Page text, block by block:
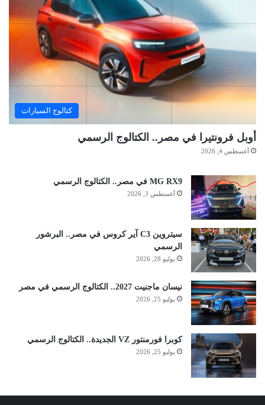
كتالوج السيارات
أوبل فرونتيرا في مصر.. الكتالوج الرسمي
أغسطس 4, 2026
MG RX9 في مصر.. الكتالوج الرسمي
أغسطس 3, 2026
سيتروين C3 آير كروس في مصر.. البرشور
الرسمي
يوليو 28, 2026
نيسان ماجنيت 2027.. الكتالوج الرسمي في مصر
يوليو 25, 2026
كوبرا فورمنتور VZ الجديدة.. الكتالوج الرسمي
يوليو 25, 2026